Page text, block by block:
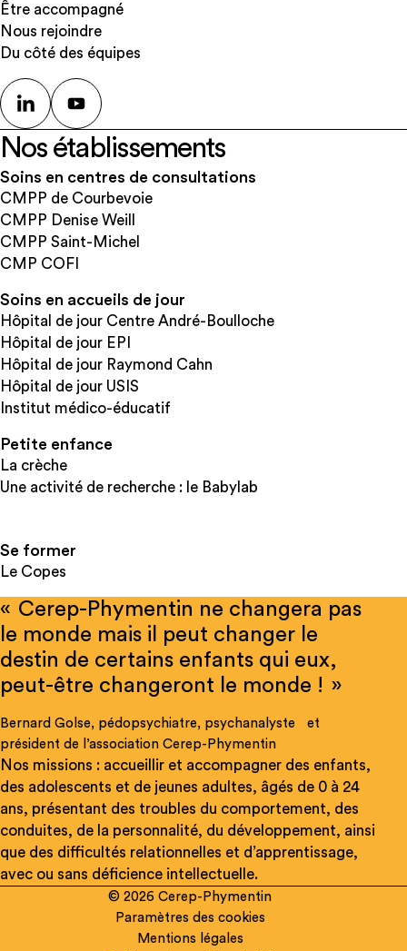
Rechercher
sur
le
site
Être accompagné
Nous rejoindre
Du côté des équipes
Nos établissements
Soins en centres de consultations
CMPP de Courbevoie
CMPP Denise Weill
CMPP Saint-Michel
CMP COFI
Soins en accueils de jour
Hôpital de jour Centre André-Boulloche
Hôpital de jour EPI
Hôpital de jour Raymond Cahn
Hôpital de jour USIS
Institut médico-éducatif
Petite enfance
La crèche
Une activité de recherche : le Babylab
Se former
Le Copes
« Cerep-Phymentin ne changera pas
le monde mais il peut changer le
destin de certains enfants qui eux,
peut-être changeront le monde ! »
Bernard Golse, pédopsychiatre, psychanalyste et
président de l’association Cerep-Phymentin
Nos missions : accueillir et accompagner des enfants,
des adolescents et de jeunes adultes, âgés de 0 à 24
ans, présentant des troubles du comportement, des
conduites, de la personnalité, du développement, ainsi
que des difficultés relationnelles et d’apprentissage,
avec ou sans déficience intellectuelle.
© 2026 Cerep-Phymentin
Paramètres des cookies
Mentions légales